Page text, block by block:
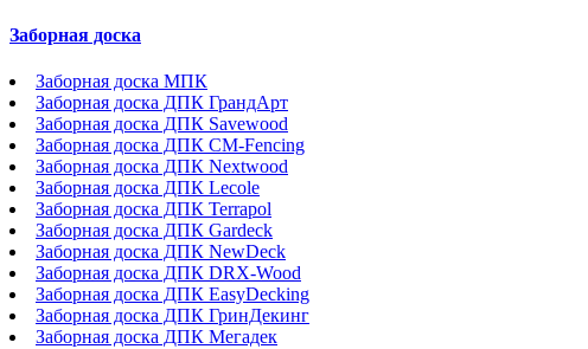
Заборная доска
Заборная доска МПК
Заборная доска ДПК ГрандАрт
Заборная доска ДПК Savewood
Заборная доска ДПК CM-Fencing
Заборная доска ДПК Nextwood
Заборная доска ДПК Lecole
Заборная доска ДПК Terrapol
Заборная доска ДПК Gardeck
Заборная доска ДПК NewDeck
Заборная доска ДПК DRX-Wood
Заборная доска ДПК EasyDecking
Заборная доска ДПК ГринДекинг
Заборная доска ДПК Мегадек